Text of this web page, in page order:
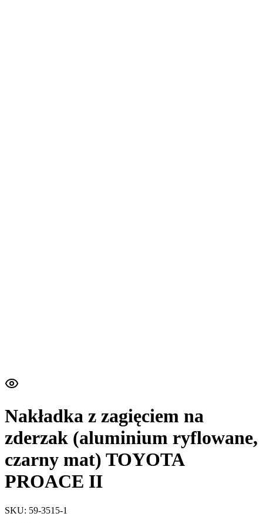
Nakładka z zagięciem na
zderzak (aluminium ryflowane,
czarny mat) TOYOTA
PROACE II
SKU: 59-3515-1